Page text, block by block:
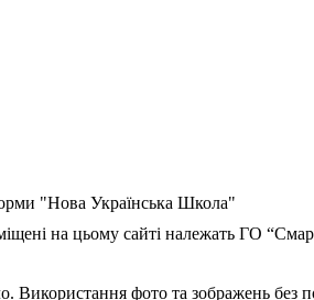
"Нова Українська Школа"
на цьому сайті належать ГО “Смарт
Використання фото та зображень без